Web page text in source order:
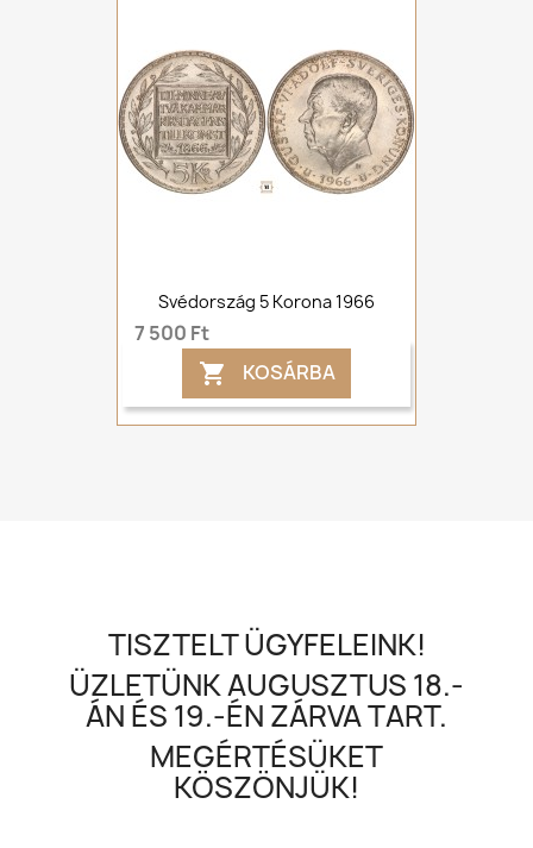
Svédország 5 Korona 1966
7 500 Ft
 KOSÁRBA
TISZTELT ÜGYFELEINK!
ÜZLETÜNK AUGUSZTUS 18.-
ÁN ÉS 19.-ÉN ZÁRVA TART.
MEGÉRTÉSÜKET
KÖSZÖNJÜK!